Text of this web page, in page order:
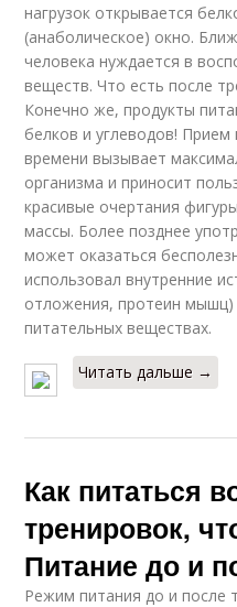
нагрузок открывается
(анаболическое) окно.
человека нуждается в
веществ. Что есть после
Конечно же, продукты
белков и углеводов!
времени вызывает
организма и приносит
красивые очертания
массы. Более позднее
может оказаться
использовал внутренние
отложения, протеин мышц)
питательных веществах.
Читать дальше →
Как питаться
тренировок,
Питание до и
Режим питания до и после